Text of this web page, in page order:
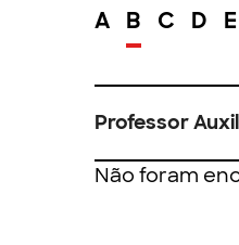
A B C D E
Professor
Não foram